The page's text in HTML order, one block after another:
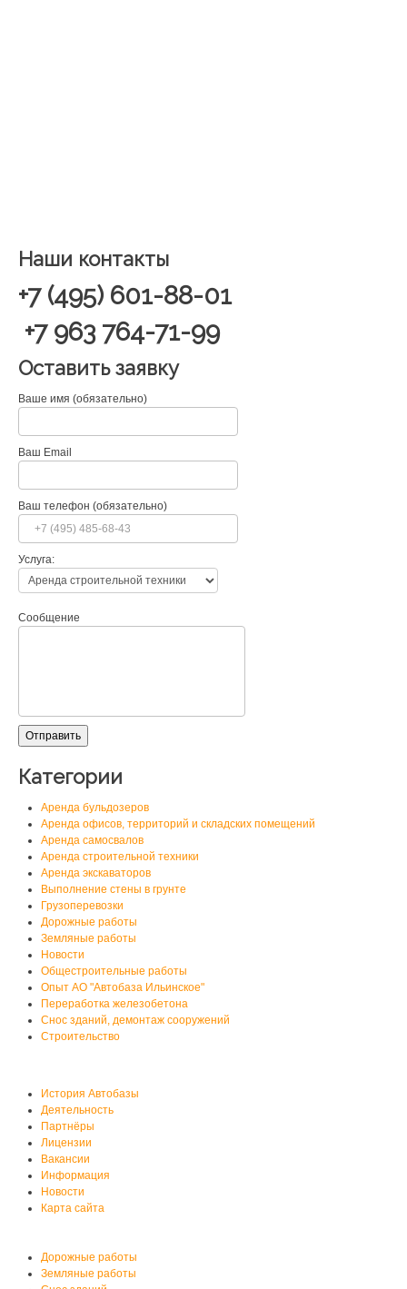
Наши контакты
+7 (495) 601-88-01
+7 963 764-71-99
Оставить заявку
Ваше имя (обязательно)
Ваш Email
Ваш телефон (обязательно)
Услуга:
Сообщение
Категории
Аренда бульдозеров
Аренда офисов, территорий и складских помещений
Аренда самосвалов
Аренда строительной техники
Аренда экскаваторов
Выполнение стены в грунте
Грузоперевозки
Дорожные работы
Земляные работы
Новости
Общестроительные работы
Опыт АО "Автобаза Ильинское"
Переработка железобетона
Снос зданий, демонтаж сооружений
Строительство
История Автобазы
Деятельность
Партнёры
Лицензии
Вакансии
Информация
Новости
Карта сайта
Дорожные работы
Земляные работы